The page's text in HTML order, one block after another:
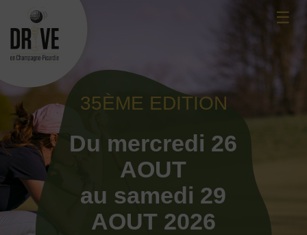
content
☰
35ÈME EDITION
Du mercredi 26
AOUT
au samedi 29
AOUT 2026